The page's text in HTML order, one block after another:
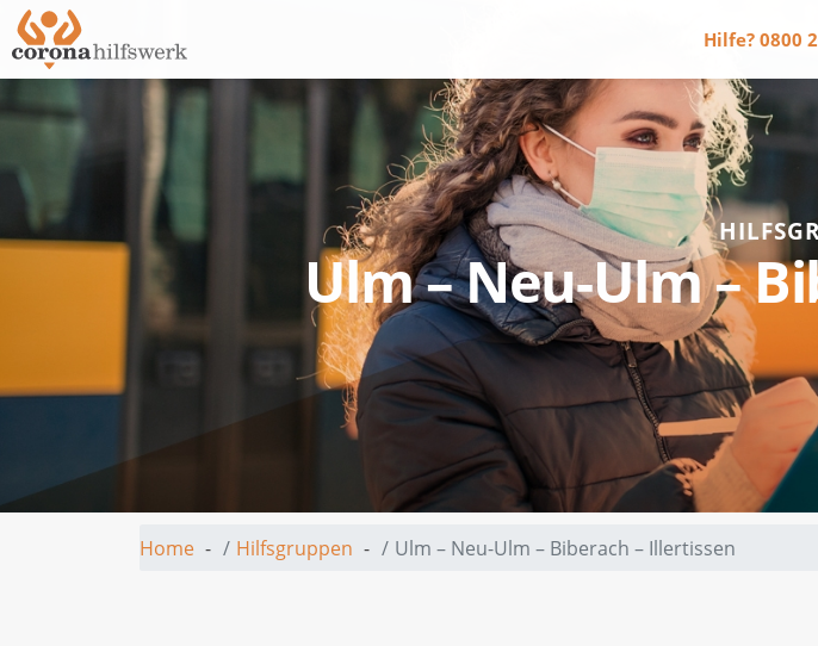
Hilfe? 0800
Ulm – Neu-Ulm –
Home Hilfsgruppen Ulm – Neu-Ulm – Biberach – Illertissen